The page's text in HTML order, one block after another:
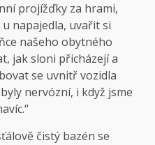
projížďky za hrami,
napajedla, uvařit si
našeho obytného
jak sloni přicházejí a
se uvnitř vozidla
nervózní, i když jsme
čistý bazén se